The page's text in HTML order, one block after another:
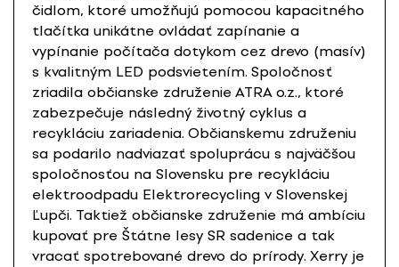
čidlom, ktoré umožňujú pomocou kapacitného
tlačítka unikátne ovládať zapínanie a
vypínanie počítača dotykom cez drevo (masív)
s kvalitným LED podsvietením. Spoločnosť
zriadila občianske združenie ATRA o.z., ktoré
zabezpečuje následný životný cyklus a
recykláciu zariadenia. Občianskemu združeniu
sa podarilo nadviazať spoluprácu s najväčšou
spoločnosťou na Slovensku pre recykláciu
elektroodpadu Elektrorecycling v Slovenskej
Ľupči. Taktiež občianske združenie má ambíciu
kupovať pre Štátne lesy SR sadenice a tak
vracať spotrebované drevo do prírody. Xerry je